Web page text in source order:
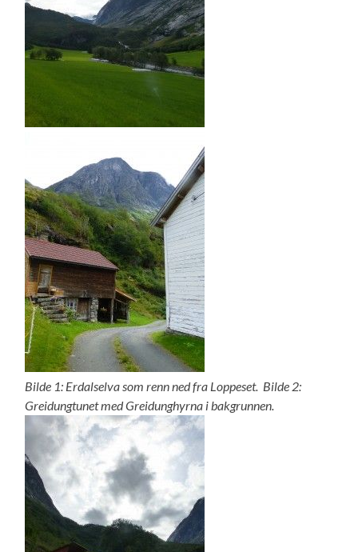
Bilde 1: Erdalselva som renn ned fra Loppeset. Bilde 2:
Greidungtunet med Greidunghyrna i bakgrunnen.